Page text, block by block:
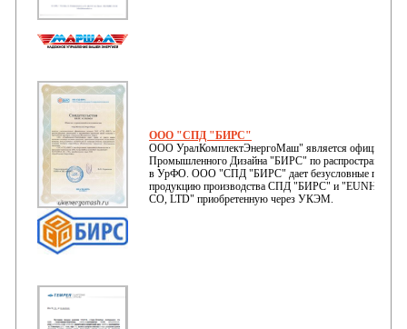
ООО "СПД "БИРС"
ООО УралКомплектЭнергоМаш" является
Промышленного Дизайна "БИРС" по распространению
в УрФО. ООО "СПД "БИРС" дает безусловные
продукцию производства СПД "БИРС" и "EUNHA
CO, LTD" приобретенную через УКЭМ.